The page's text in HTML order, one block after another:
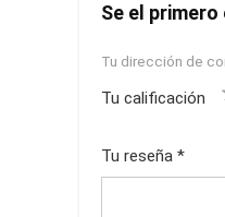
Se el
Tu dirección de
Tu calificación
Tu reseña *